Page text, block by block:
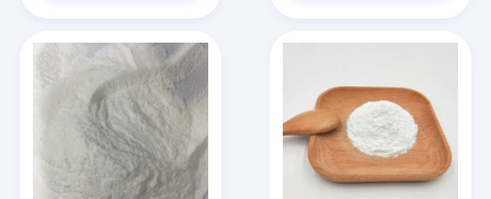
제품
비디오
우리 에 관한 것